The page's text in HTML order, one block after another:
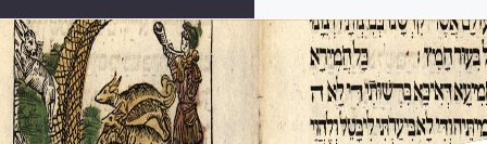
SPRÁVNÍ RADA ŽIDOVSKÉHO